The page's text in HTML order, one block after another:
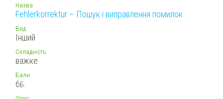
Назва
Fehlerkorrektur – Пошук і виправлення помилок
Вид
Інший
Складність
важке
Бали
6Б.